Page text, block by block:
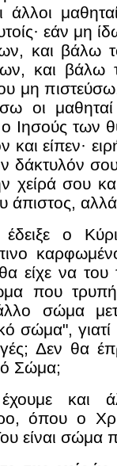
άλλοι
εάν μη
και βάλω
και βάλω
μη
οι
ο Ιησούς των
και είπεν·
δάκτυλόν
χείρά σου
άπιστος,
έδειξε ο
είχε να του
που
σώμα
σώμα", γιατί
Δεν θα
Σώμα;
και
όπου ο
είναι σώμα